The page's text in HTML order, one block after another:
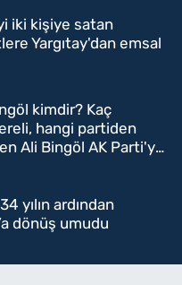
iki kişiye satan
Yargıtay'dan emsal
kimdir? Kaç
hangi partiden
Ali Bingöl AK Parti'ye
yılın ardından
dönüş umudu